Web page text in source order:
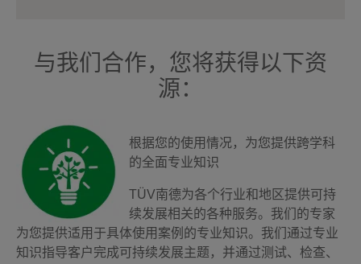
与我们合作，您将获得以下资
源：
根据您的使用情况，为您提供跨学科
的全面专业知识
TÜV南德为各个行业和地区提供可持
续发展相关的各种服务。我们的专家
为您提供适用于具体使用案例的专业知识。我们通过专业
知识指导客户完成可持续发展主题，并通过测试、检查、